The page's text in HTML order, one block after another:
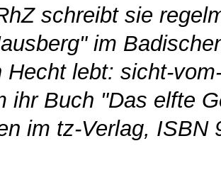
schreibt sie
im
Hecht lebt: sicht-
ihr Buch "Das elfte
im tz-Verlag, ISBN